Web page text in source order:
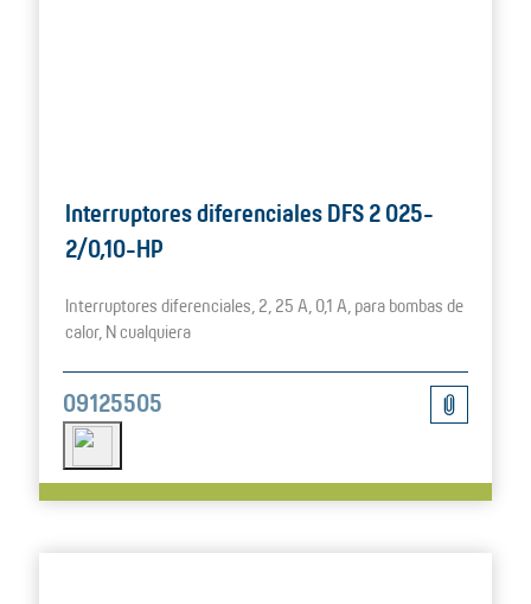
Interruptores diferenciales DFS 2 025-
2/0,10-HP
Interruptores diferenciales, 2, 25 A, 0,1 A, para bombas de
calor, N cualquiera
09125505